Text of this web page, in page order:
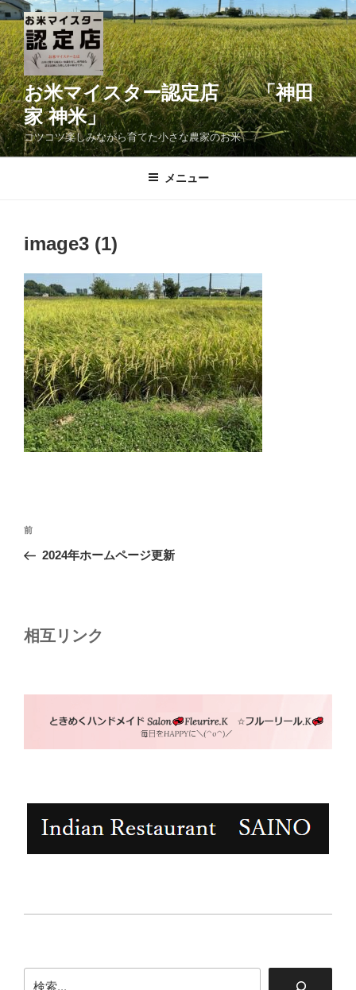
コ
ン
テ
ン
ツ
へ
ス
キ
ッ
お米マイスター認定店 「神田
家 神米」
コツコツ楽しみながら育てた小さな農家のお米
メニュー
image3 (1)
投
ナ
ー
ン
前
の
前
2024年ホームページ更新
相互リンク